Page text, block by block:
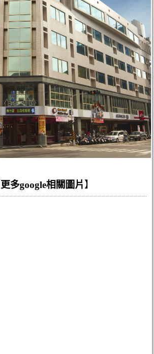
更多google相關圖片 】